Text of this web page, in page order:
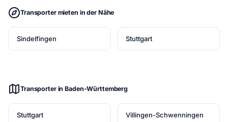
Transporter mieten in der Nähe
Sindelfingen Stuttgart
Transporter in Baden-Württemberg
Stuttgart Villingen-Schwenningen